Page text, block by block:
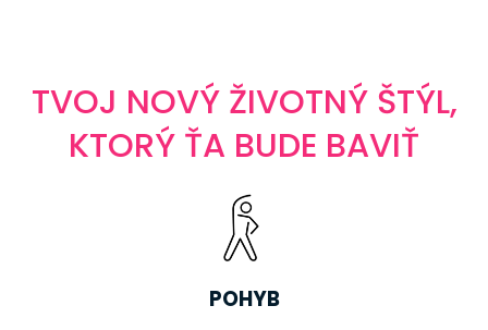
TVOJ NOVÝ ŽIVOTNÝ ŠTÝL,
KTORÝ ŤA BUDE BAVIŤ
POHYB